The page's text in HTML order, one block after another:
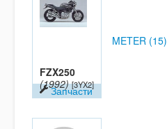
FZX250
(1992) [3YX2]
Запчасти
METER (15)